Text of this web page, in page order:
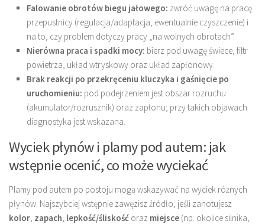
Falowanie obrotów biegu jałowego: zwróć uwagę na pracę
przepustnicy (regulacja/adaptacja, ewentualnie czyszczenie) i
na to, czy problem dotyczy pracy „na wolnych obrotach”.
Nierówna praca i spadki mocy: bierz pod uwagę świece, filtr
powietrza, układ wtryskowy oraz układ zapłonowy.
Brak reakcji po przekręceniu kluczyka i gaśnięcie po
uruchomieniu: pod podejrzeniem jest obszar rozruchu
(akumulator/rozrusznik) oraz zapłonu; przy takich objawach
diagnostyka jest wskazana.
Wyciek płynów i plamy pod autem: jak
wstępnie ocenić, co może wyciekać
Plamy pod autem po postoju mogą wskazywać na wyciek różnych
płynów. Najszybciej wstępnie zawęzisz źródło, jeśli zanotujesz
kolor zapach lepkość/śliskość oraz miejsce (np. okolice silnika,